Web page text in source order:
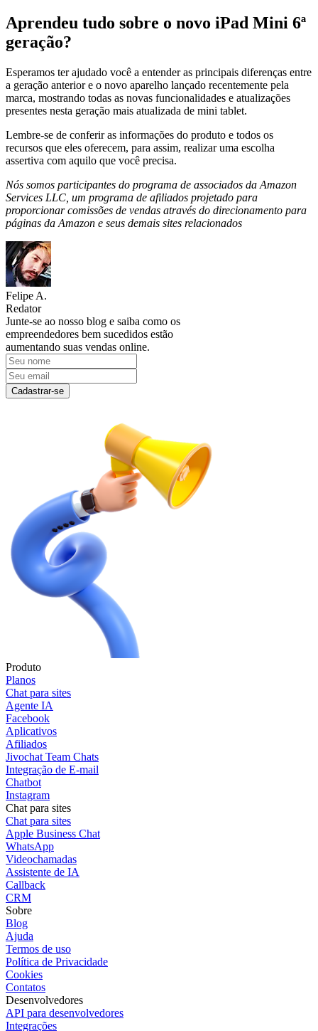
Aprendeu tudo sobre o novo iPad Mini 6ª
geração?
Esperamos ter ajudado você a entender as principais diferenças entre
a geração anterior e o novo aparelho lançado recentemente pela
marca, mostrando todas as novas funcionalidades e atualizações
presentes nesta geração mais atualizada de mini tablet.
Lembre-se de conferir as informações do produto e todos os
recursos que eles oferecem, para assim, realizar uma escolha
assertiva com aquilo que você precisa.
Nós somos participantes do programa de associados da Amazon
Services LLC, um programa de afiliados projetado para
proporcionar comissões de vendas através do direcionamento para
páginas da Amazon e seus demais sites relacionados
Felipe A.
Redator
Junte-se ao nosso blog e saiba como os
empreendedores bem sucedidos estão
aumentando suas vendas online.
Cadastrar-se
Produto
Planos
Chat para sites
Agente IA
Facebook
Aplicativos
Afiliados
Jivochat Team Chats
Integração de E-mail
Chatbot
Instagram
Chat para sites
Chat para sites
Apple Business Chat
WhatsApp
Videochamadas
Assistente de IA
Callback
CRM
Sobre
Blog
Ajuda
Termos de uso
Política de Privacidade
Cookies
Contatos
Desenvolvedores
API para desenvolvedores
Integrações